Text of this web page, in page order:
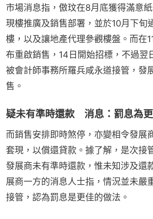
市場消息指，傲玟在8月底獲得滿意
現樓推廣及銷售部署，並於10月下旬
樓，以及讓地產代理參觀樓盤。而在
布重啟銷售，14日開始招標，不過翌
被會計師事務所羅兵咸永道接管，發
售。
疑未有準時還款 消息：罰息為
而銷售安排即時煞停，亦變相令發展
套現，以償還貸款。據了解，是次接
發展商未有準時還款，惟未知涉及還
展商一方的消息人士指，情況並未嚴
接管，認為罰息是更佳的做法。